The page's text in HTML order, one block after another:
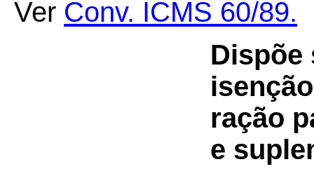
Ver Conv. ICMS 60/89.
Dispõe
ração
e